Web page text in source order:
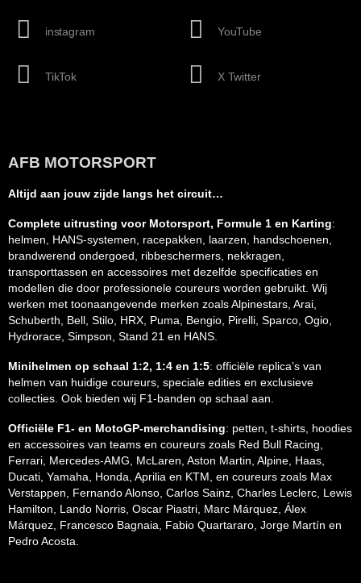
instagram
TikTok
YouTube
X Twitter
AFB MOTORSPORT
Altijd aan jouw zijde langs het circuit…
Complete uitrusting voor Motorsport, Formule 1 en Karting:
helmen, HANS-systemen, racepakken, laarzen, handschoenen,
brandwerend ondergoed, ribbeschermers, nekkragen,
transporttassen en accessoires met dezelfde specificaties en
modellen die door professionele coureurs worden gebruikt. Wij
werken met toonaangevende merken zoals Alpinestars, Arai,
Schuberth, Bell, Stilo, HRX, Puma, Bengio, Pirelli, Sparco, Ogio,
Hydrorace, Simpson, Stand 21 en HANS.
Minihelmen op schaal 1:2, 1:4 en 1:5: officiële replica’s van
helmen van huidige coureurs, speciale edities en exclusieve
collecties. Ook bieden wij F1-banden op schaal aan.
Officiële F1- en MotoGP-merchandising: petten, t-shirts, hoodies
en accessoires van teams en coureurs zoals Red Bull Racing,
Ferrari, Mercedes-AMG, McLaren, Aston Martin, Alpine, Haas,
Ducati, Yamaha, Honda, Aprilia en KTM, en coureurs zoals Max
Verstappen, Fernando Alonso, Carlos Sainz, Charles Leclerc, Lewis
Hamilton, Lando Norris, Oscar Piastri, Marc Márquez, Álex
Márquez, Francesco Bagnaia, Fabio Quartararo, Jorge Martín en
Pedro Acosta.